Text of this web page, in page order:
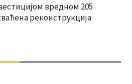
вредном 205
реконструкција